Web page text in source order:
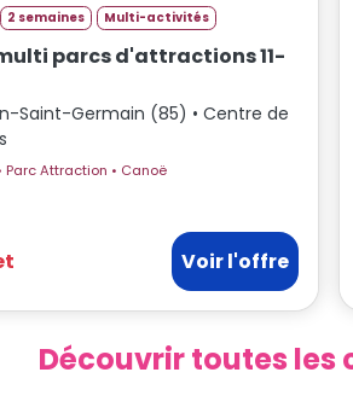
2 semaines Multi-activités
parcs d'attractions 11-
Saint-Germain (85) • Centre de
Equitation • Parc Attraction • Canoë
Voir l'offre
Découvrir toutes les